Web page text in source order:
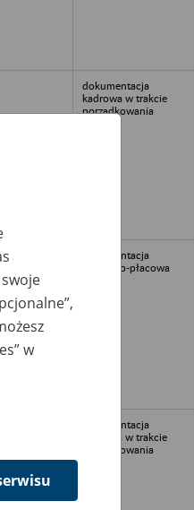
dokumentacja
kadrowa w trakcie
porządkowania
dokumentacja
osobowo-płacowa
dokumentacja
kadrowa w trakcie
porządkowania
w